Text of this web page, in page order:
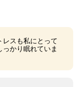
レスも私にとって
かり眠れていま